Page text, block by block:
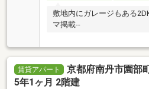
敷地内にガレージもある
マ掲載--
賃貸アパート
京都府南丹市園部
5年1ヶ月 2階建